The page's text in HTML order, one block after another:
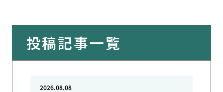
投稿記事一覧
2026.08.08